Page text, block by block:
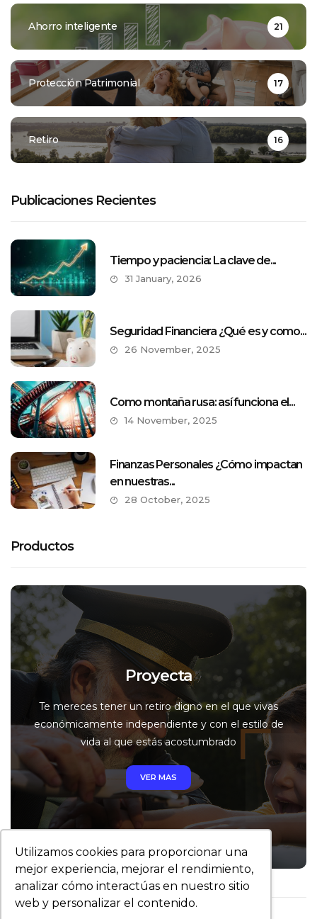
Utilizamos cookies para proporcionar una
mejor experiencia, mejorar el rendimiento,
analizar cómo interactúas en nuestro sitio
web y personalizar el contenido.
Ahorro inteligente 21
Protección Patrimonial 17
Retiro 16
Publicaciones Recientes
Tiempo y paciencia: La clave de...
31 January, 2026
Seguridad Financiera ¿Qué es y como...
26 November, 2025
Como montaña rusa: así funciona el...
14 November, 2025
Finanzas Personales ¿Cómo impactan
en nuestras...
28 October, 2025
Productos
Proyecta
Te mereces tener un retiro digno en el que vivas
económicamente independiente y con el estilo de
vida al que estás acostumbrado
VER MAS